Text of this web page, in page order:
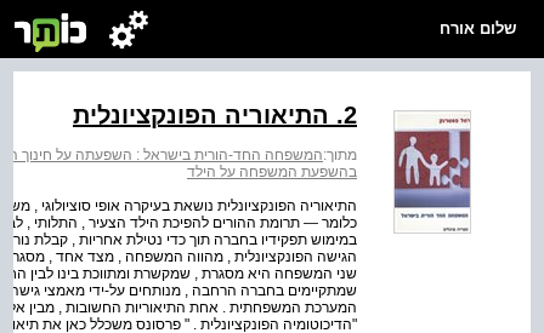
שלום אורח
2. התיאוריה הפונקציונלית
מתוך:המשפחה החד-הורית בישראל : השפעתה על חינוך
בהשפעת המשפחה על הילד
התיאוריה הפונקציונלית נושאת בעיקרה אופי סוציולוגי
כלומר — תרומת ההורים להפיכת הילד הצעיר , התלותי ,
במימוש תפקידיו בחברה תוך כדי נטילת אחריות , קבלת
הגישה הפונקציונלית , מהווה המשפחה , מצד אחד ,
שני המשפחה היא מסגרת , שמקשרת ומתווכת בינו לבין
שמתקיימים בחברה הרחבה , מנותחים על-ידי מאמצי גישה
"הדיכוטומיה הפונקציונלית . " פרסונס משכלל כאן את